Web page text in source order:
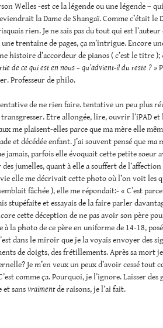
Welles -est ce la légende ou une légende –
la Dame de Shangaï. Comme c’était le
rien. Je ne sais pas du tout qui est
trentaine de pages, ça m’intrigue. Encore
histoire d’accordeur de pianos ( c’est le titre );
de ce qui est en nous – qu’advient-il du reste ? »
Professeur de philo.
de ne rien faire. tentative un peu plus
transgresser. Etre allongée, lire, ouvrir l’iPAD
me plaisent-elles parce que ma mère elle
et décédée enfant. J’ai souvent pensé que ma
jamais, parfois elle évoquait cette petite soeur
jumelles, quant à elle a souffert de
elle me décrivait cette photo où l’on voit les
fâchée ), elle me répondait:- « C’est
stupéfaite et essayais de la faire parler
cette déception de ne pas avoir son père
à la photo de ce père en uniforme de 14-18,
dans le miroir que je la voyais envoyer des
de doigts, des frétillements. Après sa mort
Je m’en veux un peux d’avoir cessé tout
comme ça. Pourquoi, je l’ignore. Laisser des
et sansvraimentde raisons, je l’ai fait.